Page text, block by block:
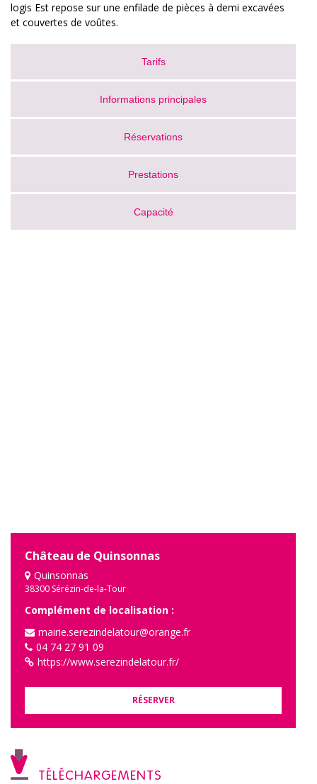
logis Est repose sur une enfilade de pièces à demi excavées
et couvertes de voûtes.
Tarifs
Informations principales
Réservations
Prestations
Capacité
Château de Quinsonnas
Quinsonnas
38300 Sérézin-de-la-Tour
Complément de localisation :
mairie.serezindelatour@orange.fr
04 74 27 91 09
https://www.serezindelatour.fr/
RÉSERVER
TÉLÉCHARGEMENTS